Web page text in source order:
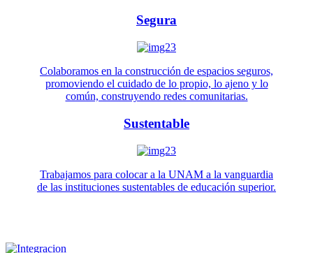
Segura
Colaboramos en la construcción de espacios seguros,
promoviendo el cuidado de lo propio, lo ajeno y lo
común, construyendo redes comunitarias.
Sustentable
Trabajamos para colocar a la UNAM a la vanguardia
de las instituciones sustentables de educación superior.